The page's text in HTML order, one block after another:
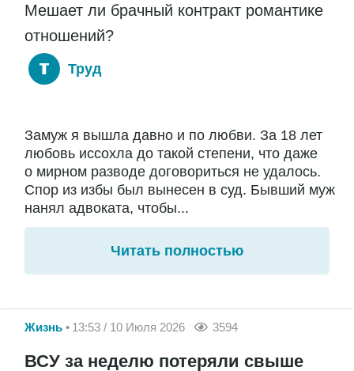
Мешает ли брачный контракт романтике
отношений?
Труд
Замуж я вышла давно и по любви. За 18 лет
любовь иссохла до такой степени, что даже
о мирном разводе договориться не удалось.
Спор из избы был вынесен в суд. Бывший муж
нанял адвоката, чтобы...
Читать полностью
Жизнь 13:53 / 10 Июля 2026 3594
ВСУ за неделю потеряли свыше